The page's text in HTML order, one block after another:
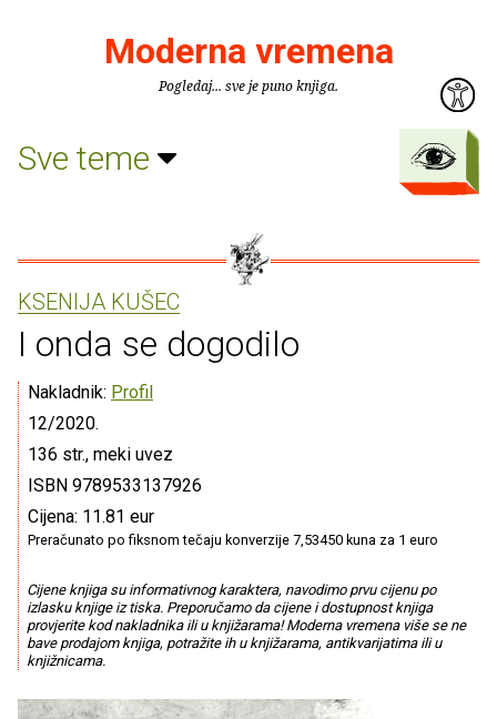
Moderna vremena
Pogledaj... sve je puno knjiga.
Sve teme
KSENIJA KUŠEC
I onda se dogodilo
Nakladnik: Profil
12/2020.
136 str., meki uvez
ISBN 9789533137926
Cijena: 11.81 eur
Preračunato po fiksnom tečaju konverzije 7,53450 kuna za 1 euro
Cijene knjiga su informativnog karaktera, navodimo prvu cijenu po
izlasku knjige iz tiska. Preporučamo da cijene i dostupnost knjiga
provjerite kod nakladnika ili u knjižarama! Moderna vremena više se ne
bave prodajom knjiga, potražite ih u knjižarama, antikvarijatima ili u
knjižnicama.